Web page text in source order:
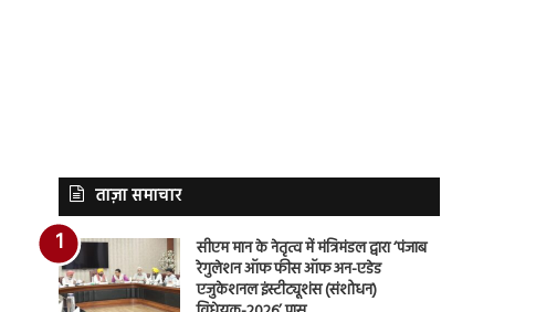
ताज़ा समाचार
सीएम मान के नेतृत्व में मंत्रिमंडल द्वारा ‘पंजाब
रेगुलेशन ऑफ फीस ऑफ अन-एडेड
एजुकेशनल इंस्टीट्यूशंस (संशोधन)